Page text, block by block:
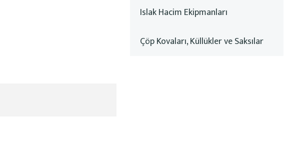
Islak Hacim Ekipmanları
Çöp Kovaları, Küllükler ve Saksılar